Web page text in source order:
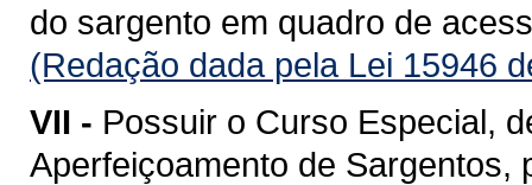
do sargento em quadro de
(Redação dada pela Lei 15946
VII - Possuir o Curso Especial,
Aperfeiçoamento de